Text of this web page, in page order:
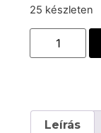
25 készleten
Leírás